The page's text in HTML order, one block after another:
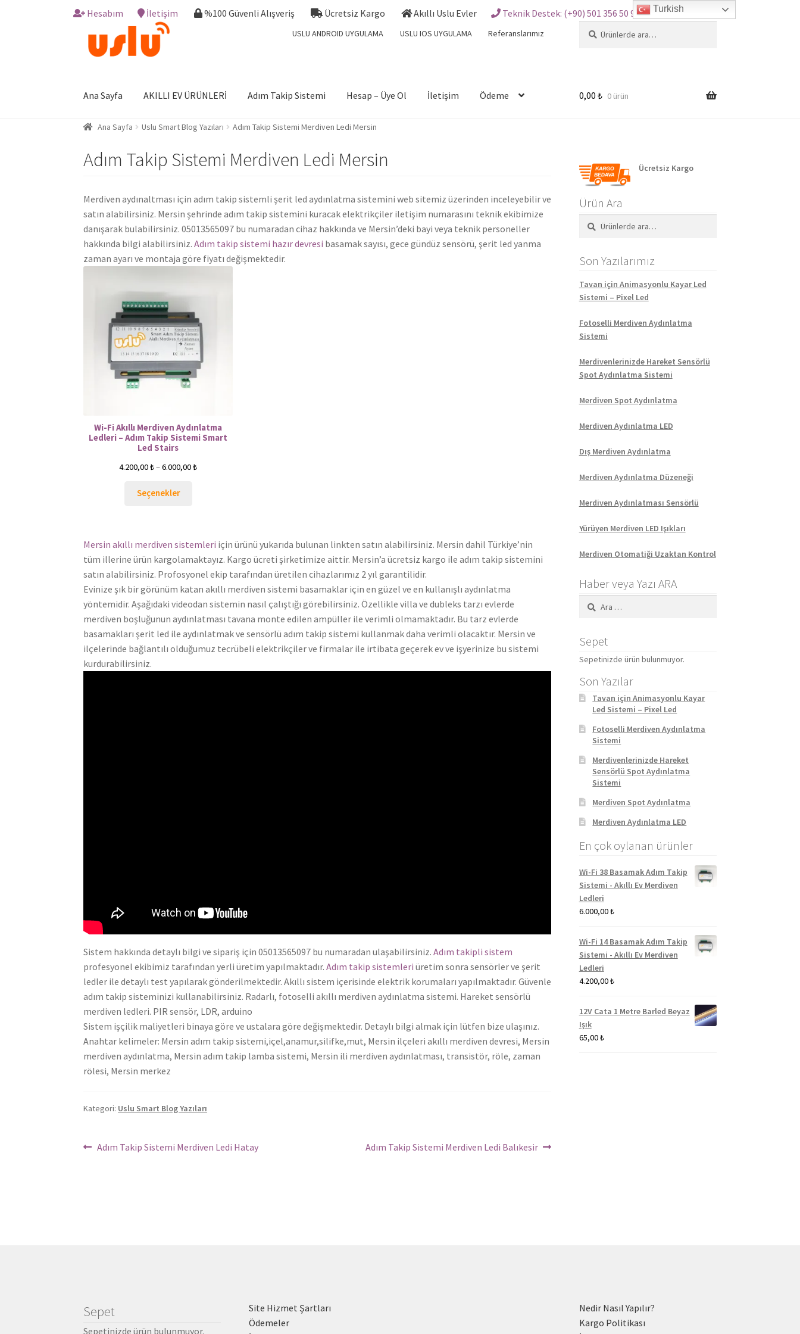
Hesabım İletişim %100 Güvenli Alışveriş Ücretsiz Kargo Akıllı Uslu Evler
Teknik Destek: (+90) 501 356 50 97
navigation
content
USLU ANDROID UYGULAMA USLU IOS UYGULAMA Referanslarımız
Ana Sayfa AKILLI EV ÜRÜNLERİ Adım Takip Sistemi Hesap – Üye Ol İletişim Ödeme 0,00 ₺ 0 ürün
Ana Sayfa Uslu Smart Blog Yazıları Adım Takip Sistemi Merdiven Ledi Mersin
Adım Takip Sistemi Merdiven Ledi Mersin
Merdiven aydınaltması için adım takip sistemli şerit led aydınlatma sistemini web sitemiz üzerinden inceleyebilir ve
satın alabilirsiniz. Mersin şehrinde adım takip sistemini kuracak elektrikçiler iletişim numarasını teknik ekibimize
danışarak bulabilirsiniz. 05013565097 bu numaradan cihaz hakkında ve Mersin’deki bayi veya teknik personeller
hakkında bilgi alabilirsiniz. Adım takip sistemi hazır devresi basamak sayısı, gece gündüz sensörü, şerit led yanma
zaman ayarı ve montaja göre fiyatı değişmektedir.
Wi-Fi Akıllı Merdiven Aydınlatma
Ledleri – Adım Takip Sistemi Smart
Led Stairs
4.200,00₺–6.000,00₺
Seçenekler
Mersin akıllı merdiven sistemleri için ürünü yukarıda bulunan linkten satın alabilirsiniz. Mersin dahil Türkiye’nin
tüm illerine ürün kargolamaktayız. Kargo ücreti şirketimize aittir. Mersin’a ücretsiz kargo ile adım takip sistemini
satın alabilirsiniz. Profosyonel ekip tarafından üretilen cihazlarımız 2 yıl garantilidir.
Evinize şık bir görünüm katan akıllı merdiven sistemi basamaklar için en güzel ve en kullanışlı aydınlatma
yöntemidir. Aşağıdaki videodan sistemin nasıl çalıştığı görebilirsiniz. Özellikle villa ve dubleks tarzı evlerde
merdiven boşluğunun aydınlatması tavana monte edilen ampüller ile verimli olmamaktadır. Bu tarz evlerde
basamakları şerit led ile aydınlatmak ve sensörlü adım takip sistemi kullanmak daha verimli olacaktır. Mersin ve
ilçelerinde bağlantılı olduğumuz tecrübeli elektrikçiler ve firmalar ile irtibata geçerek ev ve işyerinize bu sistemi
kurdurabilirsiniz.
Sistem hakkında detaylı bilgi ve sipariş için 05013565097 bu numaradan ulaşabilirsiniz.Adım takipli sistem
profesyonel ekibimiz tarafından yerli üretim yapılmaktadır. Adım takip sistemleri üretim sonra sensörler ve şerit
ledler ile detaylı test yapılarak gönderilmektedir. Akıllı sistem içerisinde elektrik korumaları yapılmaktadır. Güvenle
adım takip sisteminizi kullanabilirsiniz. Radarlı, fotoselli akıllı merdiven aydınlatma sistemi. Hareket sensörlü
merdiven ledleri. PIR sensör, LDR, arduino
Sistem işçilik maliyetleri binaya göre ve ustalara göre değişmektedir. Detaylı bilgi almak için lütfen bize ulaşınız.
Anahtar kelimeler: Mersin adım takip sistemi,içel,anamur,silifke,mut, Mersin ilçeleri akıllı merdiven devresi, Mersin
merdiven aydınlatma, Mersin adım takip lamba sistemi, Mersin ili merdiven aydınlatması, transistör, röle, zaman
rölesi, Mersin merkez
Kategori: Uslu Smart Blog Yazıları
Yazı
Önceki
Adım Takip Sistemi Merdiven Ledi Hatay
Sonraki
Adım Takip Sistemi Merdiven Ledi Balıkesir
Ücretsiz Kargo
Ürün Ara
Ara:
Ara
Son Yazılarımız
Tavan için Animasyonlu Kayar Led
Sistemi – Pixel Led
Fotoselli Merdiven Aydınlatma
Sistemi
Merdivenlerinizde Hareket Sensörlü
Spot Aydınlatma Sistemi
Merdiven Spot Aydınlatma
Merdiven Aydınlatma LED
Dış Merdiven Aydınlatma
Merdiven Aydınlatma Düzeneği
Merdiven Aydınlatması Sensörlü
Yürüyen Merdiven LED Işıkları
Merdiven Otomatiği Uzaktan Kontrol
Haber veya Yazı ARA
Arama:
Sepet
Sepetinizde ürün bulunmuyor.
Son Yazılar
Tavan için Animasyonlu Kayar
Led Sistemi – Pixel Led
Fotoselli Merdiven Aydınlatma
Sistemi
Merdivenlerinizde Hareket
Sensörlü Spot Aydınlatma
Sistemi
Merdiven Spot Aydınlatma
Merdiven Aydınlatma LED
En çok oylanan ürünler
Wi-Fi 38 Basamak Adım Takip
Sistemi - Akıllı Ev Merdiven
Ledleri
6.000,00₺
Wi-Fi 14 Basamak Adım Takip
Sistemi - Akıllı Ev Merdiven
Ledleri
4.200,00₺
12V Cata 1 Metre Barled Beyaz
Işık
65,00₺
Sepet
Sepetinizde ürün bulunmuyor.
Site Hizmet Şartları
Ödemeler
Nedir Nasıl Yapılır?
Kargo Politikası
Turkish